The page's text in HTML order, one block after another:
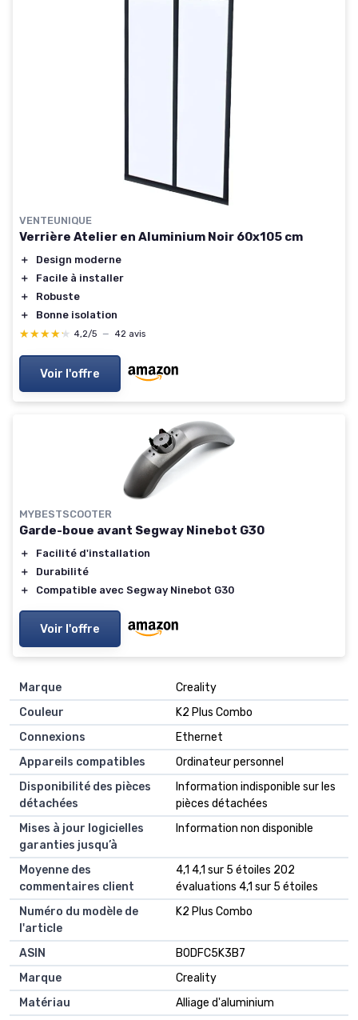
VENTEUNIQUE
Verrière Atelier en Aluminium Noir 60x105 cm
＋
Design moderne
＋
Facile à installer
＋
Robuste
＋
Bonne isolation
★★★★★
★★★★★ 4,2/5 — 42 avis
Voir l'offre
MYBESTSCOOTER
Garde-boue avant Segway Ninebot G30
＋
Facilité d'installation
＋
Durabilité
＋
Compatible avec Segway Ninebot G30
Voir l'offre
Marque
‎Creality
Couleur
‎K2 Plus Combo
Connexions
‎Ethernet
Appareils compatibles
‎Ordinateur personnel
Disponibilité des pièces
détachées
‎Information indisponible sur les
pièces détachées
Mises à jour logicielles
garanties jusqu’à
‎Information non disponible
Moyenne des
commentaires client
4,1 4,1 sur 5 étoiles 202
évaluations 4,1 sur 5 étoiles
Numéro du modèle de
l'article
K2 Plus Combo
ASIN
B0DFC5K3B7
Marque
Creality
Matériau
Alliage d'aluminium